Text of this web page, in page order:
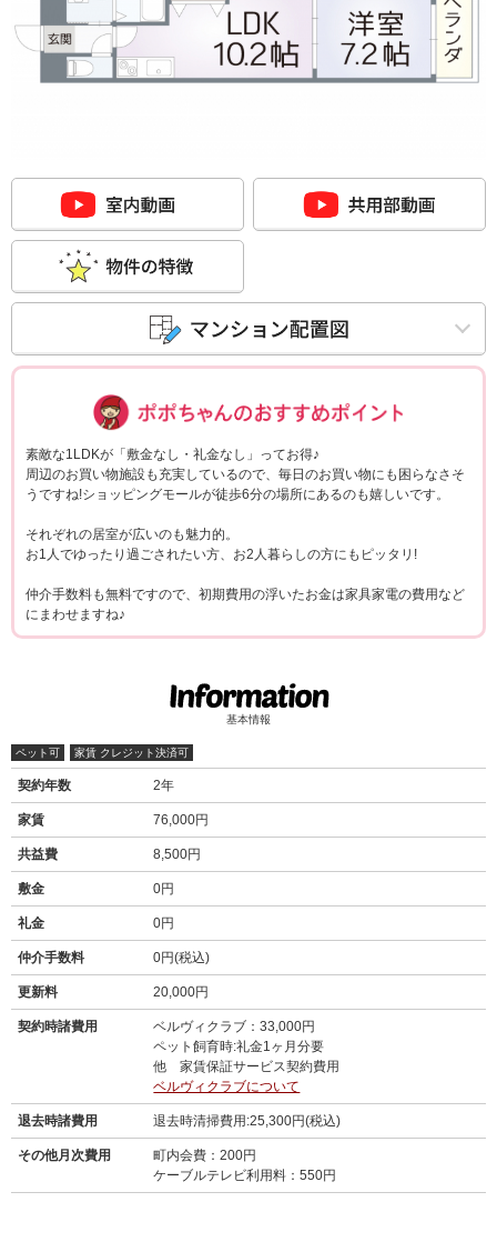
素敵な1LDKが「敷金なし・礼金なし」ってお得♪
周辺のお買い物施設も充実しているので、毎日のお買い物にも困らなさそ
うですね!ショッピングモールが徒歩6分の場所にあるのも嬉しいです。
それぞれの居室が広いのも魅力的。
お1人でゆったり過ごされたい方、お2人暮らしの方にもピッタリ!
仲介手数料も無料ですので、初期費用の浮いたお金は家具家電の費用など
にまわせますね♪
基本情報
ペット可 家賃 クレジット決済可
契約年数 2年
家賃 76,000円
共益費 8,500円
敷金 0円
礼金 0円
仲介手数料 0円(税込)
更新料 20,000円
契約時諸費用
ベルヴィクラブ：33,000円
ペット飼育時:礼金1ヶ月分要
他 家賃保証サービス契約費用
ベルヴィクラブについて
退去時諸費用 退去時清掃費用:25,300円(税込)
その他月次費用
町内会費：200円
ケーブルテレビ利用料：550円